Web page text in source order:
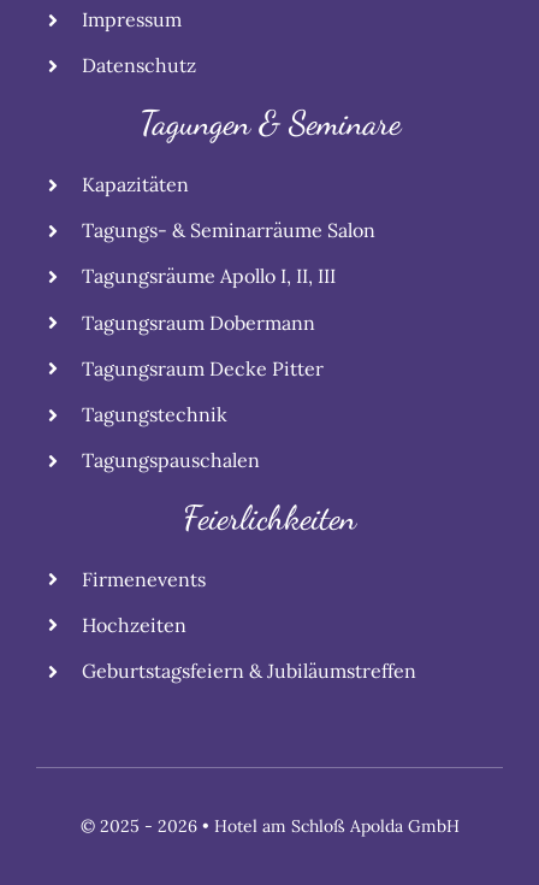
Impressum
Datenschutz
Tagungen & Seminare
Kapazitäten
Tagungs- & Seminarräume Salon
Tagungsräume Apollo I, II, III
Tagungsraum Dobermann
Tagungsraum Decke Pitter
Tagungstechnik
Tagungspauschalen
Feierlichkeiten
Firmenevents
Hochzeiten
Geburtstagsfeiern & Jubiläumstreffen
© 2025 - 2026 • Hotel am Schloß Apolda GmbH